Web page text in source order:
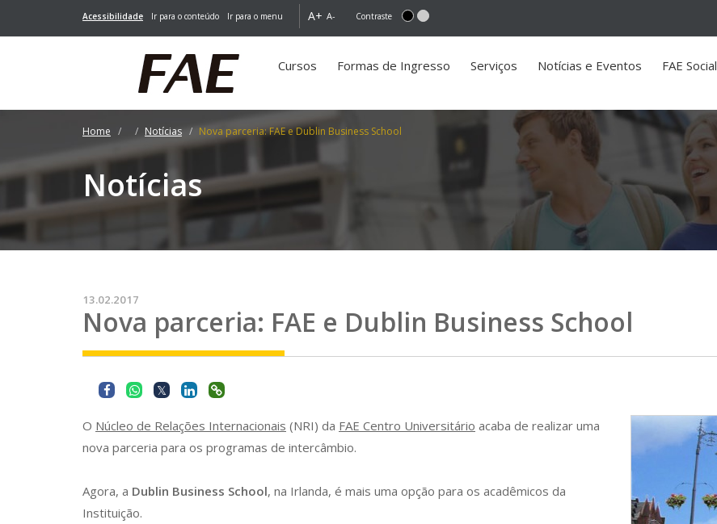
Acessibilidade Ir para o conteúdo Ir para o menu A+ A- Contraste
Cursos Formas de Ingresso Serviços Notícias e Eventos FAE Social
Home Notícias Nova parceria: FAE e Dublin Business School
Notícias
13.02.2017
Nova parceria: FAE e Dublin Business School
O Núcleo de Relações Internacionais (NRI) da FAE Centro Universitário acaba de realizar uma
nova parceria para os programas de intercâmbio.
Agora, a Dublin Business School, na Irlanda, é mais uma opção para os acadêmicos da
Instituição.